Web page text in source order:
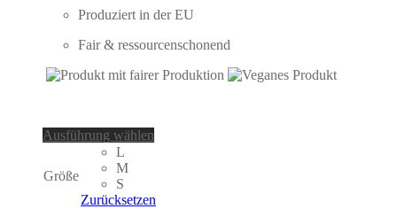
Produziert in der EU
Fair & ressourcenschonend
Ausführung wählen
Varianten
Größe
L
M
S
Zurücksetzen